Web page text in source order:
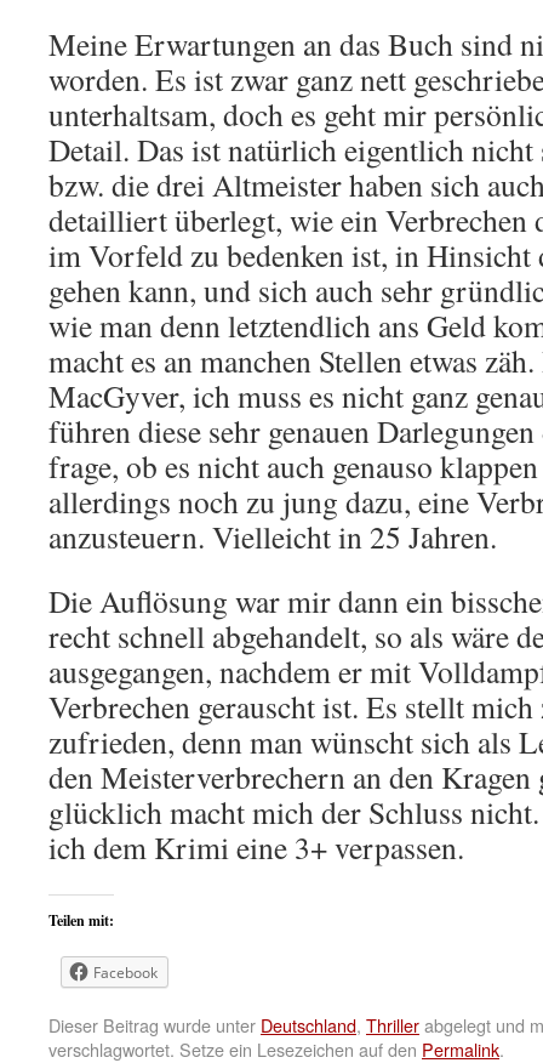
Meine Erwartungen an das Buch sind
worden. Es ist zwar ganz nett
unterhaltsam, doch es geht mir
Detail. Das ist natürlich eigentlich
bzw. die drei Altmeister haben sich
detailliert überlegt, wie ein Verbrechen
im Vorfeld zu bedenken ist, in Hinsicht
gehen kann, und sich auch sehr
wie man denn letztendlich ans Geld
macht es an manchen Stellen etwas
MacGyver, ich muss es nicht ganz
führen diese sehr genauen
frage, ob es nicht auch genauso
allerdings noch zu jung dazu, eine
anzusteuern. Vielleicht in 25 Jahren.
Die Auflösung war mir dann ein
recht schnell abgehandelt, so als wäre
ausgegangen, nachdem er mit
Verbrechen gerauscht ist. Es stellt
zufrieden, denn man wünscht sich als
den Meisterverbrechern an den
glücklich macht mich der Schluss
ich dem Krimi eine 3+ verpassen.
Teilen mit:
Facebook
Dieser Beitrag wurde unter Deutschland, Thrillerabgelegt und
verschlagwortet. Setze ein Lesezeichen auf den Permalink.